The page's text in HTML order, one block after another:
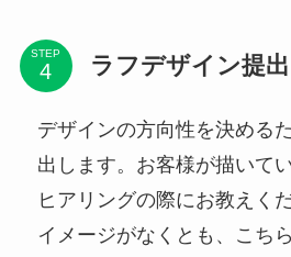
STEP ラフデザイン提出
デザインの方向性を決める
出します。お客様が描いて
ヒアリングの際にお教えく
イメージがなくとも、こち